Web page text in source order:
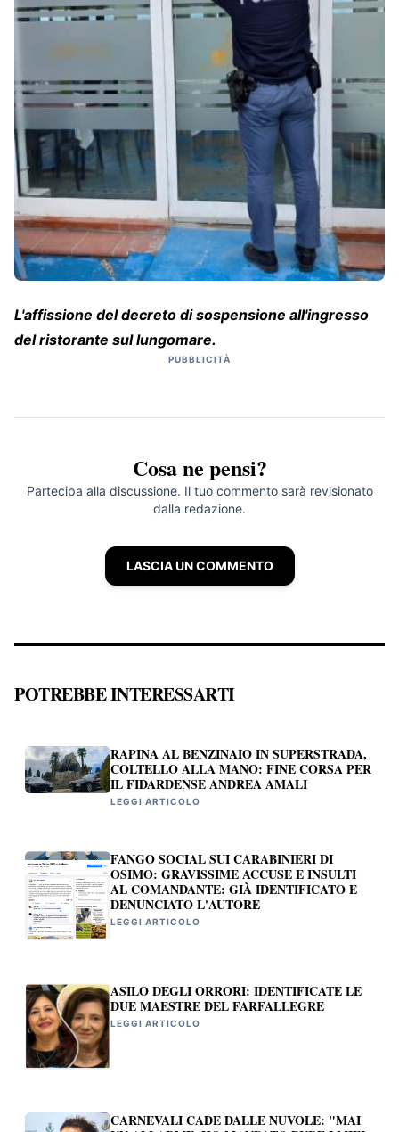
L'affissione del decreto di sospensione all'ingresso
del ristorante sul lungomare.
PUBBLICITÀ
Cosa ne pensi?
Partecipa alla discussione. Il tuo commento sarà revisionato
dalla redazione.
LASCIA UN COMMENTO
POTREBBE INTERESSARTI
RAPINA AL BENZINAIO IN SUPERSTRADA,
COLTELLO ALLA MANO: FINE CORSA PER
IL FIDARDENSE ANDREA AMALI
LEGGI ARTICOLO
FANGO SOCIAL SUI CARABINIERI DI
OSIMO: GRAVISSIME ACCUSE E INSULTI
AL COMANDANTE: GIÀ IDENTIFICATO E
DENUNCIATO L'AUTORE
LEGGI ARTICOLO
ASILO DEGLI ORRORI: IDENTIFICATE LE
DUE MAESTRE DEL FARFALLEGRE
LEGGI ARTICOLO
CARNEVALI CADE DALLE NUVOLE: "MAI